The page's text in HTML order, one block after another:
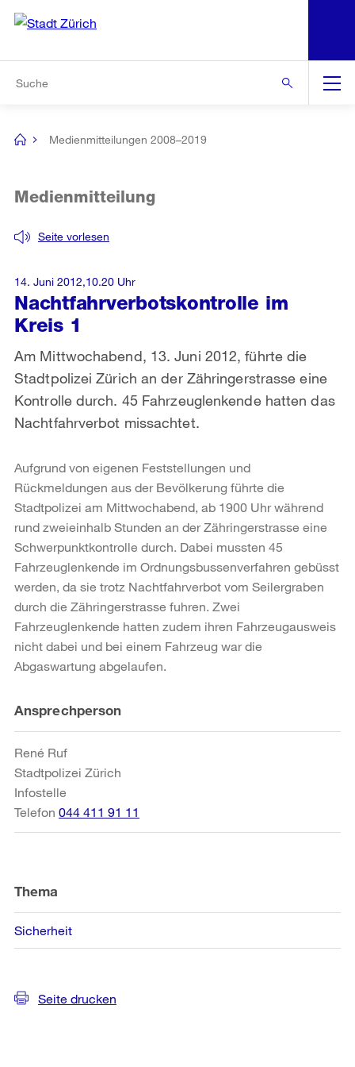
Navigation
[no
Medienmitteilungen 2008–2019
Nachtfahrverbotskontrolle im
Kreis 1
Seite vorlesen
Medienmitteilung
Am Mittwochabend, 13. Juni 2012, führte die
Stadtpolizei Zürich an der Zähringerstrasse eine
Kontrolle durch. 45 Fahrzeuglenkende hatten das
Nachtfahrverbot missachtet.
14. Juni 2012,10.20 Uhr
Aufgrund von eigenen Feststellungen und
Rückmeldungen aus der Bevölkerung führte die
Stadtpolizei am Mittwochabend, ab 1900 Uhr während
rund zweieinhalb Stunden an der Zähringerstrasse eine
Schwerpunktkontrolle durch. Dabei mussten 45
Fahrzeuglenkende im Ordnungsbussenverfahren gebüsst
werden, da sie trotz Nachtfahrverbot vom Seilergraben
durch die Zähringerstrasse fuhren. Zwei
Fahrzeuglenkende hatten zudem ihren Fahrzeugausweis
nicht dabei und bei einem Fahrzeug war die
Abgaswartung abgelaufen.
Weitere
Informationen
Ansprechperson
René Ruf
Stadtpolizei Zürich
Infostelle
Telefon 044 411 91 11
Thema
Sicherheit
Seite drucken